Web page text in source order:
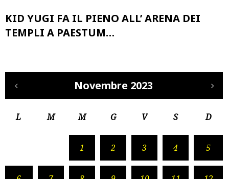
KID YUGI FA IL PIENO ALL’ ARENA DEI
TEMPLI A PAESTUM…
Novembre 2023
L M M G V S D
1 2 3 4 5